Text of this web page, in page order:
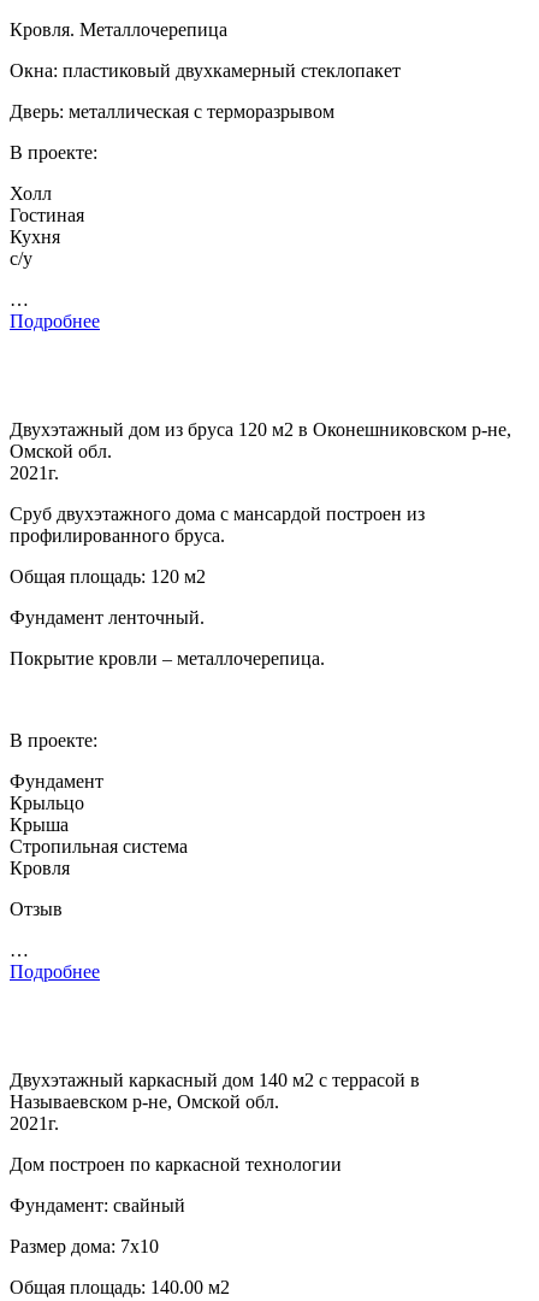
Кровля. Металлочерепица
Окна: пластиковый двухкамерный стеклопакет
Дверь: металлическая с терморазрывом
В проекте:
Холл
Гостиная
Кухня
с/у
…
Подробнее
Двухэтажный дом из бруса 120 м2 в Оконешниковском р-не,
Омской обл.
2021г.
Сруб двухэтажного дома с мансардой построен из
профилированного бруса.
Общая площадь: 120 м2
Фундамент ленточный.
Покрытие кровли – металлочерепица.
В проекте:
Фундамент
Крыльцо
Крыша
Стропильная система
Кровля
Отзыв
…
Подробнее
Двухэтажный каркасный дом 140 м2 с террасой в
Называевском р-не, Омской обл.
2021г.
Дом построен по каркасной технологии
Фундамент: свайный
Размер дома: 7х10
Общая площадь: 140.00 м2